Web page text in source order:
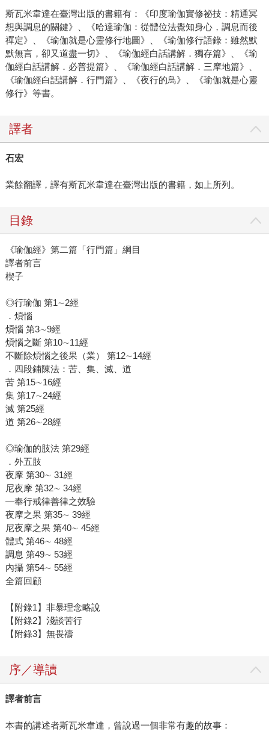
斯瓦米韋達在臺灣出版的書籍有：《印度瑜伽實修祕技：精通冥
想與調息的關鍵》、《哈達瑜伽：從體位法覺知身心，調息而後
禪定》、《瑜伽就是心靈修行地圖》、《瑜伽修行語錄：雖然默
默無言，卻又道盡一切》、《瑜伽經白話講解．獨存篇》、《瑜
伽經白話講解．必普提篇》、《瑜伽經白話講解．三摩地篇》、
《瑜伽經白話講解．行門篇》、《夜行的鳥》、《瑜伽就是心靈
修行》等書。
譯者
石宏
業餘翻譯，譯有斯瓦米韋達在臺灣出版的書籍，如上所列。
目錄
《瑜伽經》第二篇「行門篇」綱目
譯者前言
楔子
◎行瑜伽 第1∼2經
．煩惱
煩惱 第3∼9經
煩惱之斷 第10∼11經
不斷除煩惱之後果（業） 第12∼14經
．四段鋪陳法：苦、集、滅、道
苦 第15∼16經
集 第17∼24經
滅 第25經
道 第26∼28經
◎瑜伽的肢法 第29經
．外五肢
夜摩 第30∼ 31經
尼夜摩 第32∼ 34經
—奉行戒律善律之效驗
夜摩之果 第35∼ 39經
尼夜摩之果 第40∼ 45經
體式 第46∼ 48經
調息 第49∼ 53經
內攝 第54∼ 55經
全篇回顧
【附錄1】非暴理念略說
【附錄2】淺談苦行
【附錄3】無畏禱
序／導讀
譯者前言
本書的講述者斯瓦米韋達，曾說過一個非常有趣的故事：